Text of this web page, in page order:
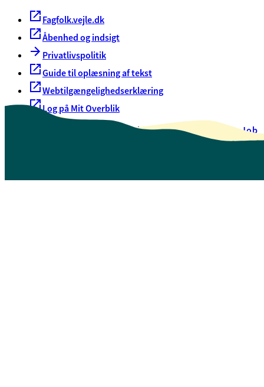
Fagfolk.vejle.dk
Åbenhed og indsigt
Privatlivspolitik
Guide til oplæsning af tekst
Webtilgængelighedserklæring
Log på Mit Overblik
Oversigt over selvbetjeningJob